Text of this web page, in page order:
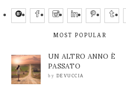
MOST POPULAR
UN ALTRO ANNO È
PASSATO
by DEVUCCIA